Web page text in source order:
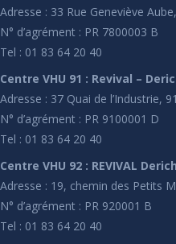
Adresse : 33 Rue Geneviève
N° d’agrément : PR 7800003 B
Tel : 01 83 64 20 40
Centre VHU 91 : Revival –
Adresse : 37 Quai de l’Industrie,
N° d’agrément : PR 9100001 D
Tel : 01 83 64 20 40
Centre VHU 92 : REVIVAL
Adresse : 19, chemin des Petits
N° d’agrément : PR 920001 B
Tel : 01 83 64 20 40